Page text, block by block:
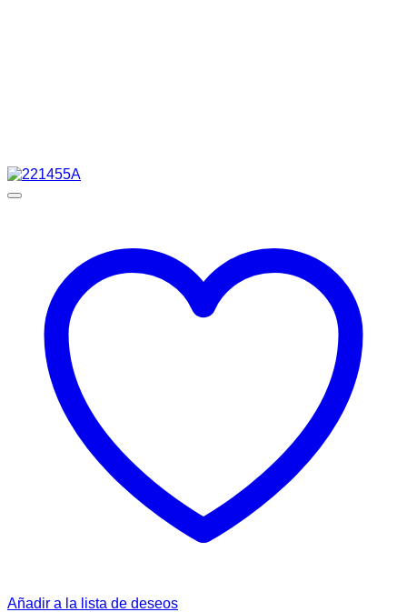
Añadir a la lista de deseos